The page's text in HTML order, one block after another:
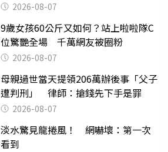
2026-08-07
9歲女孩60公斤又如何？站上啦啦隊C
位驚艷全場 千萬網友被圈粉
2026-08-07
母親過世當天提領206萬辦後事「父子
遭判刑」 律師：搶錢先下手是罪
2026-08-07
淡水驚見龍捲風！ 網嚇壞：第一次
看到